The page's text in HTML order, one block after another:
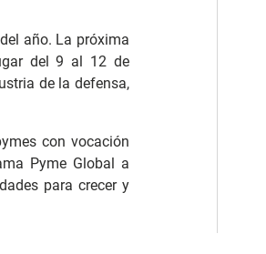
año. La próxima
del 9 al 12 de
de la defensa,
con vocación
Pyme Global a
para crecer y